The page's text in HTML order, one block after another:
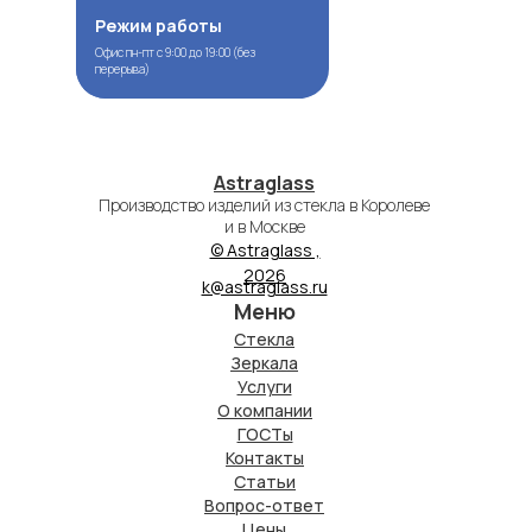
Режим работы
Офис пн-пт с 9:00 до 19:00 (без
перерыва)
Режим работы
Офис пн-пт с 9:00 до 19:00 (без
перерыва)
k@astraglass.ru
© Astraglass ,
2026
Astraglass
Производство изделий из стекла в Королеве
и в Москве
Меню
Стекла
Услуги
О компании
Контакты
Зеркала
Статьи
Вопрос-ответ
ГОСТы